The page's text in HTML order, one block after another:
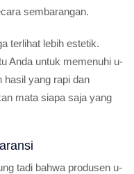
sembarangan.
terlihat lebih estetik.
Anda untuk memenuhi u-
hasil yang rapi dan
mata siapa saja yang
tadi bahwa produsen u-